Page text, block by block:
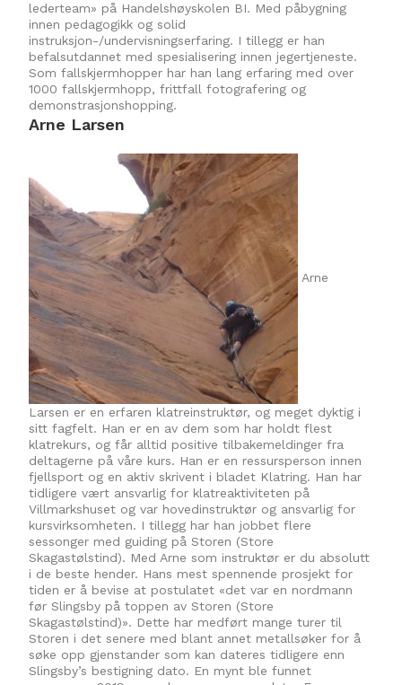
lederteam» på Handelshøyskolen BI. Med påbygning
innen pedagogikk og solid
instruksjon-/undervisningserfaring. I tillegg er han
befalsutdannet med spesialisering innen jegertjeneste.
Som fallskjermhopper har han lang erfaring med over
1000 fallskjermhopp, frittfall fotografering og
demonstrasjonshopping.
Arne Larsen
Arne
Larsen er en erfaren klatreinstruktør, og meget dyktig i
sitt fagfelt. Han er en av dem som har holdt flest
klatrekurs, og får alltid positive tilbakemeldinger fra
deltagerne på våre kurs. Han er en ressursperson innen
fjellsport og en aktiv skrivent i bladet Klatring. Han har
tidligere vært ansvarlig for klatreaktiviteten på
Villmarkshuset og var hovedinstruktør og ansvarlig for
kursvirksomheten. I tillegg har han jobbet flere
sessonger med guiding på Storen (Store
Skagastølstind). Med Arne som instruktør er du absolutt
i de beste hender. Hans mest spennende prosjekt for
tiden er å bevise at postulatet «det var en nordmann
før Slingsby på toppen av Storen (Store
Skagastølstind)». Dette har medført mange turer til
Storen i det senere med blant annet metallsøker for å
søke opp gjenstander som kan dateres tidligere enn
Slingsby’s bestigning dato. En mynt ble funnet